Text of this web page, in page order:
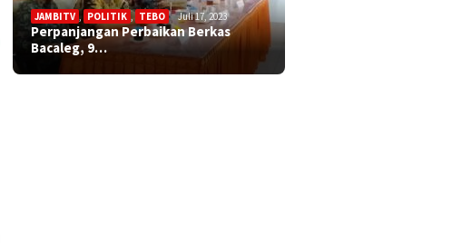
JAMBITV POLITIK , TEBO Juli 17, 2023
Perpanjangan Perbaikan Berkas
Bacaleg, 9…